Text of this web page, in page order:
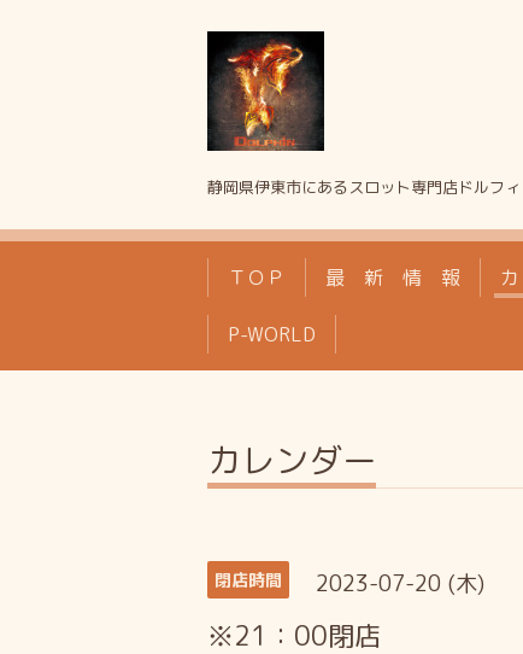
静岡県伊東市にあるスロット専門店ドルフ
ＴＯＰ 最 新 情 報
P-WORLD
カレンダー
閉店時間 2023-07-20 (木)
※21：00閉店